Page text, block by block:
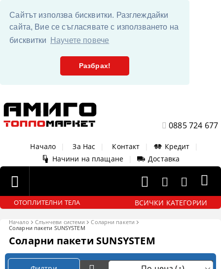
Сайтът използва бисквитки. Разглеждайки
сайта, Вие се съгласявате с използването на
бисквитки
Научете повече
Разбрах!
0885 724 677
Начало За Нас Контакт Кредит
Начини на плащане
Доставка
ОТОПЛИТЕЛНИ ТЕЛА ВСИЧКИ КАТЕГОРИИ
Начало Слънчеви системи
Соларни пакети
Соларни пакети SUNSYSTEM
Соларни пакети SUNSYSTEM